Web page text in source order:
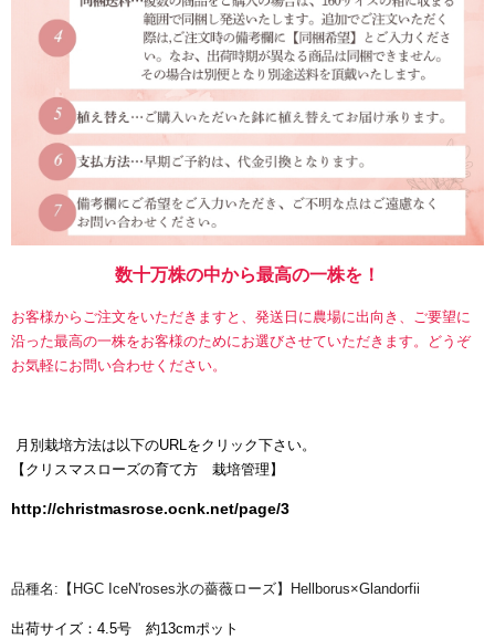
数十万株の中から最高の一株を！
お客様からご注文をいただきますと、発送日に農場に出向き、ご要望に
沿った最高の一株をお客様のためにお選びさせていただきます。どうぞ
お気軽にお問い合わせください。
月別栽培方法は以下のURLをクリック下さい。
【 クリスマスローズの育て方 栽培管理】
http://christmasrose.ocnk.net/page/3
品種名:【HGC IceN'roses氷の薔薇ローズ】Hellborus×Glandorfii
出荷サイズ：4.5号 約13cmポット